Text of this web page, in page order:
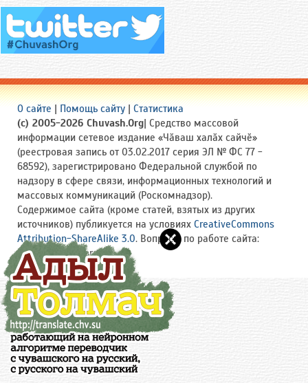
О сайте | Помощь сайту | Статистика
(c) 2005-2026 Chuvash.Org| Средство массовой
информации сетевое издание «Чӑваш халӑх сайчӗ»
(реестровая запись от 03.02.2017 серия ЭЛ № ФС 77 -
68592), зарегистрировано Федеральной службой по
надзору в сфере связи, информационных технологий и
массовых коммуникаций (Роскомнадзор).
Содержимое сайта (кроме статей, взятых из других
источников) публикуется на условиях CreativeCommons
Attribution-ShareAlike 3.0. Вопросы по работе сайта:
site(a)chuvash.org